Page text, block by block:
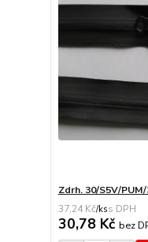
Zdrh. 30/S5V/
37,24 Kč/ks
30,78 Kč bez